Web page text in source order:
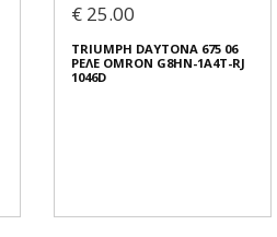
€ 25.00
TRIUMPH DAYTONA 675 06
ΡΕΛΕ OMRON G8HN-1A4T-RJ
1046D